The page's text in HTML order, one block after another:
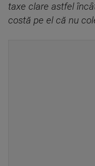
taxe clare astfel
costă pe el că nu